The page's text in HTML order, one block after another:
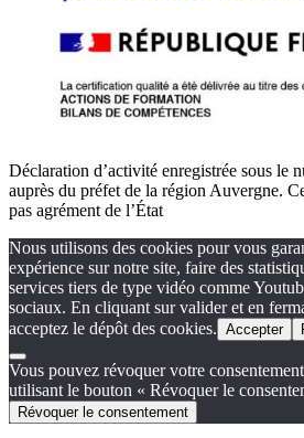
Déclaration d’activité enregistrée sous le
auprès du préfet de la région Auvergne.
pas agrément de l’État
Nous utilisons des cookies pour vous
expérience sur notre site, faire des
services tiers de type vidéo comme
sociaux. En cliquant sur valider et en
acceptez le dépôt des cookies. Accepter
Vous pouvez révoquer votre
utilisant le bouton « Révoquer le
Révoquer le consentement